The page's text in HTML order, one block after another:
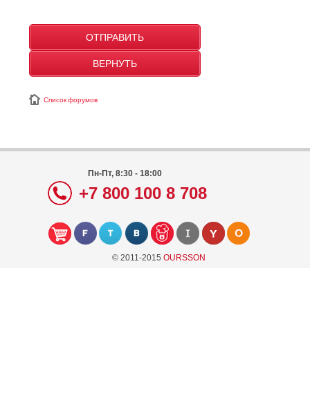
Список форумов
Пн-Пт, 8:30 - 18:00
+7 800 100 8 708
© 2011-2015 OURSSON